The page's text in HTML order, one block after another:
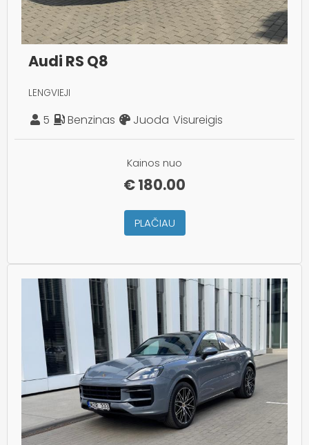
Audi RS Q8
LENGVIEJI
5 Benzinas Juoda Visureigis
Kainos nuo
€180.00
PLAČIAU